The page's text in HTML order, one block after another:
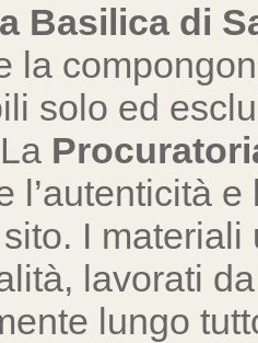
Basilica di
la
solo ed
l’autenticità
I
lavorati
lungo